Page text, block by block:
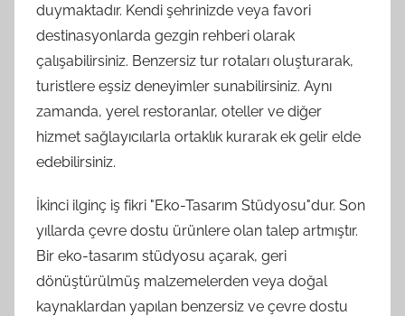
duymaktadır. Kendi şehrinizde veya favori
destinasyonlarda gezgin rehberi olarak
çalışabilirsiniz. Benzersiz tur rotaları oluşturarak,
turistlere eşsiz deneyimler sunabilirsiniz. Aynı
zamanda, yerel restoranlar, oteller ve diğer
hizmet sağlayıcılarla ortaklık kurarak ek gelir elde
edebilirsiniz.
İkinci ilginç iş fikri "Eko-Tasarım Stüdyosu"dur. Son
yıllarda çevre dostu ürünlere olan talep artmıştır.
Bir eko-tasarım stüdyosu açarak, geri
dönüştürülmüş malzemelerden veya doğal
kaynaklardan yapılan benzersiz ve çevre dostu